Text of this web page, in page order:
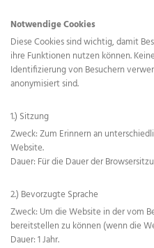
Notwendige Cookies
Diese Cookies sind wichtig, damit
ihre Funktionen nutzen können.
Identifizierung von Besuchern
anonymisiert sind.
1.) Sitzung
Zweck: Zum Erinnern an
Website.
Dauer: Für die Dauer der
2.) Bevorzugte Sprache
Zweck: Um die Website in der vom
bereitstellen zu können (wenn die
Dauer: 1 Jahr.